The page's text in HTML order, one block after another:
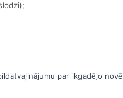
par ikgadējo